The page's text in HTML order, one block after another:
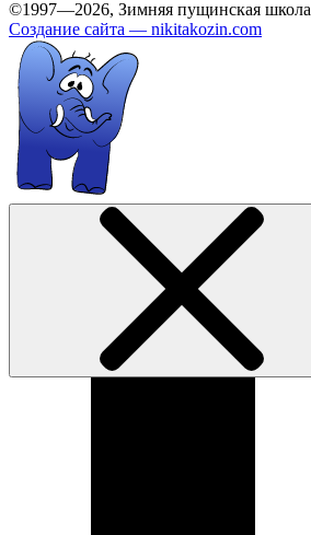
©1997—2026, Зимняя пущинская школа
Создание сайта — nikitakozin.com